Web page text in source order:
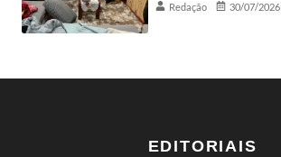
Redação 30/07/2026
EDITORIAIS